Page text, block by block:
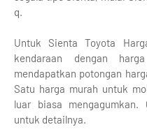
q.
Untuk Sienta Toyota
kendaraan dengan
mendapatkan potongan
Satu harga murah untuk
luar biasa mengagumkan.
untuk detailnya.